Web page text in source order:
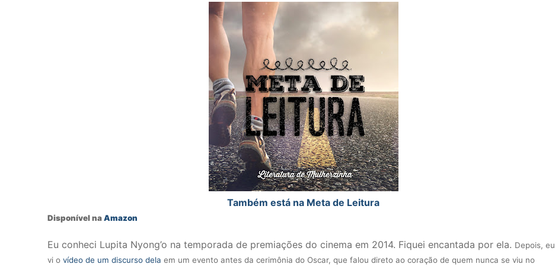
Também está na Meta de Leitura
Disponível naAmazon
Eu conheci Lupita Nyong’o na temporada de premiações do cinema em 2014. Fiquei encantada por ela. Depois, eu
vi o vídeo de um discurso dela em um evento antes da cerimônia do Oscar, que falou direto ao coração de quem nunca se viu no